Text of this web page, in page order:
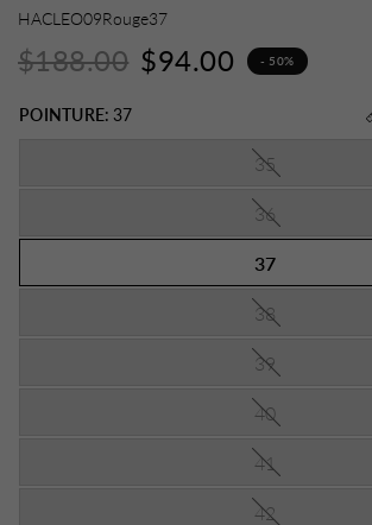
HACLEO09Rouge37
$188.00 $94.00 - 50%
POINTURE: 37
35
36
37
38
39
40
41
42